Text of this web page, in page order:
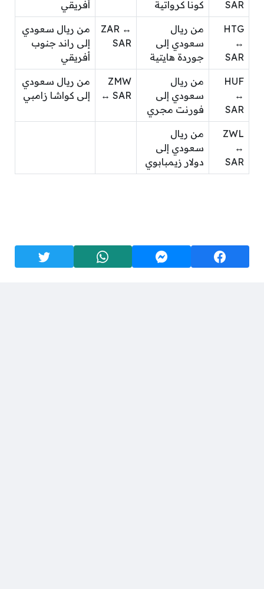
SAR
كونا كرواتية
أفريقي
HTG
↔
SAR
من ريال
سعودي إلى
جوردة هايتية
ZAR ↔
SAR
من ريال سعودي
إلى راند جنوب
أفريقي
HUF
↔
SAR
من ريال
سعودي إلى
فورنت مجري
ZMW
↔ SAR
من ريال سعودي
إلى كواشا زامبي
ZWL
↔
SAR
من ريال
سعودي إلى
دولار زيمبابوي